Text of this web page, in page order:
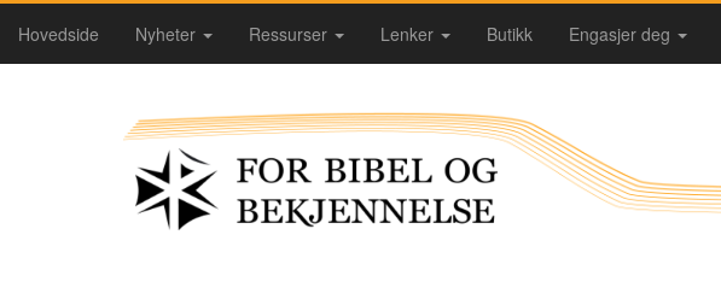
Hovedside Nyheter Ressurser Lenker Butikk Engasjer deg